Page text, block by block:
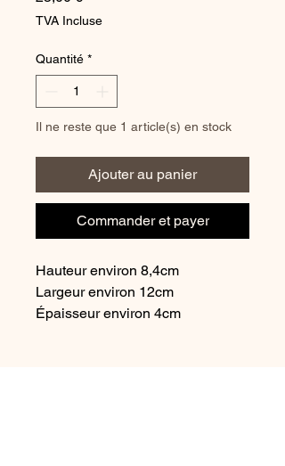
TVA Incluse
Quantité *
Il ne reste que 1 article(s) en stock
Ajouter au panier
Commander et payer
Hauteur environ 8,4cm
Largeur environ 12cm
Épaisseur environ 4cm